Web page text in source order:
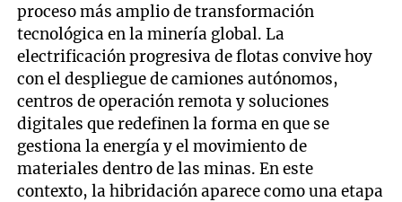
proceso más amplio de transformación
tecnológica en la minería global. La
electrificación progresiva de flotas convive hoy
con el despliegue de camiones autónomos,
centros de operación remota y soluciones
digitales que redefinen la forma en que se
gestiona la energía y el movimiento de
materiales dentro de las minas. En este
contexto, la hibridación aparece como una etapa